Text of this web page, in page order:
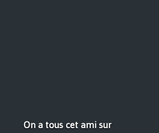
On a tous cet ami sur